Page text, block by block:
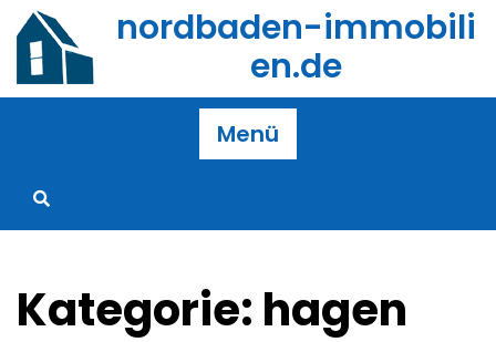
Zum
Inhalt
springen
nordbaden-immobili
en.de
Menü
Kategorie: hagen